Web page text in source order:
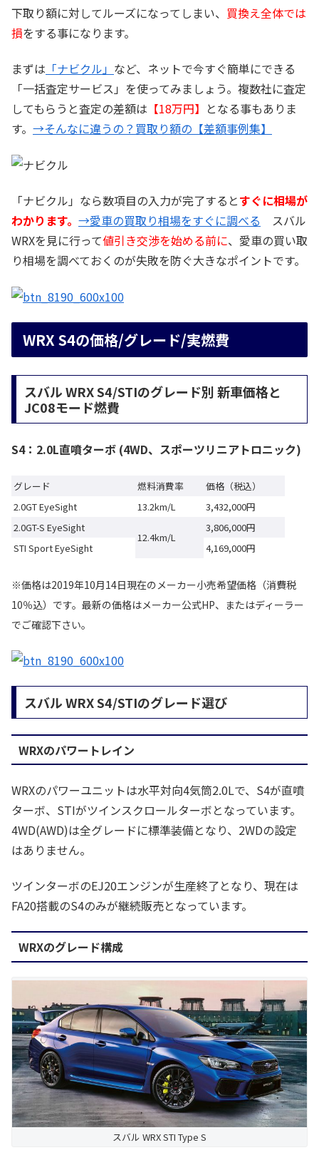
下取り額に対してルーズになってしまい、 買換え全体では
損をする事になります。
まずは 「ナビクル」 など、ネットで今すぐ簡単にできる
「一括査定サービス」を使ってみましょう。複数社に査定
してもらうと査定の差額は 【18万円】 となる事もありま
す。 →そんなに違うの？買取り額の【差額事例集】
「ナビクル」なら数項目の入力が完了するとすぐに相場が
わかります。 →愛車の買取り相場をすぐに調べる スバル
WRXを見に行って値引き交渉を始める前に、愛車の買い取
り相場を調べておくのが失敗を防ぐ大きなポイントです。
WRX S4の価格/グレード/実燃費
スバル WRX S4/STIのグレード別 新車価格と
JC08モード燃費
S4：2.0L直噴ターボ (4WD、スポーツリニアトロニック)
グレード 燃料消費率
価格（税込）
2.0GT EyeSight
13.2km/L
3,432,000円
2.0GT-S EyeSight
12.4km/L
3,806,000円
STI Sport EyeSight
4,169,000円
※価格は2019年10月14日現在のメーカー小売希望価格（消費税
10％込）です。最新の価格はメーカー公式HP、またはディーラー
でご確認下さい。
スバル WRX S4/STIのグレード選び
WRXのパワートレイン
WRXのパワーユニットは水平対向4気筒2.0Lで、S4が直噴
ターボ、STIがツインスクロールターボとなっています。
4WD(AWD)は全グレードに標準装備となり、2WDの設定
はありません。
ツインターボのEJ20エンジンが生産終了となり、現在は
FA20搭載のS4のみが継続販売となっています。
WRXのグレード構成
スバル WRX STI Type S